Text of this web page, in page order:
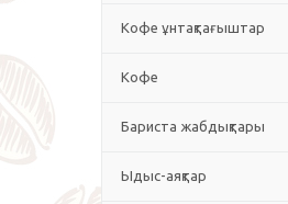
Кофе ұнтақтағыштар
Кофе
Бариста жабдықтары
Ыдыс-аяқтар